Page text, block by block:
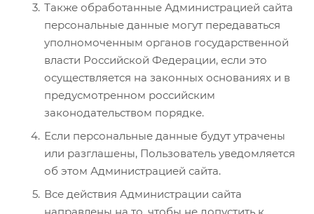
Также обработанные Администрацией сайта
персональные данные могут передаваться
уполномоченным органов государственной
власти Российской Федерации, если это
осуществляется на законных основаниях и в
предусмотренном российским
законодательством порядке.
Если персональные данные будут утрачены
или разглашены, Пользователь уведомляется
об этом Администрацией сайта.
Все действия Администрации сайта